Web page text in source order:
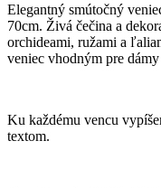
Elegantný smútočný
70cm. Živá čečina a
orchideami, ružami a
veniec vhodným pre
Ku každému vencu
textom.